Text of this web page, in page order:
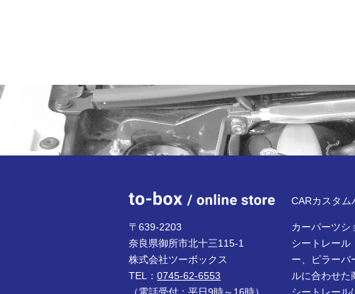
to-box
CARカスタ
〒639-2203
奈良県御所市北十三115-1
株式会社ツーボックス
TEL： 0745-62-6553
カーパーツシ
シートレール
ー、ピラーバ
ルに合わせた